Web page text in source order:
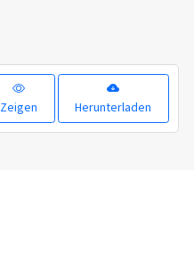
Zeigen Herunterladen